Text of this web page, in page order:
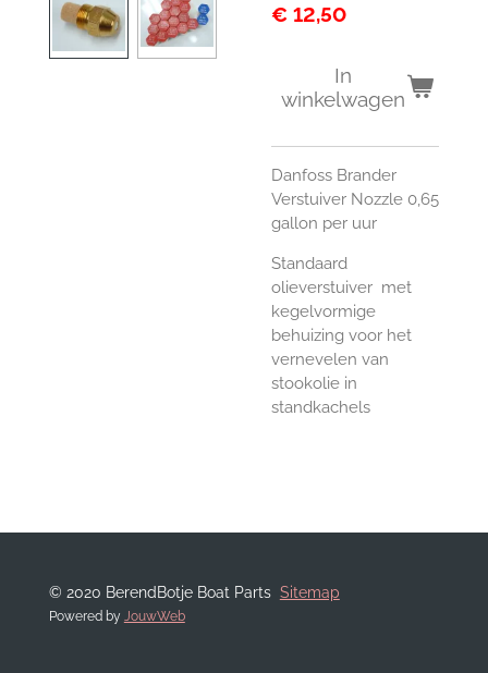
€ 12,50
In
winkelwagen
Danfoss Brander
Verstuiver Nozzle 0,65
gallon per uur
Standaard
olieverstuiver met
kegelvormige
behuizing voor het
vernevelen van
stookolie in
standkachels
© 2020 BerendBotje Boat Parts Sitemap
Powered by JouwWeb